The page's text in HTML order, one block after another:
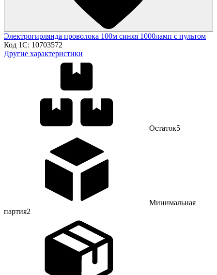
Электрогирлянда проволока 100м синяя 1000ламп с пультом
Код 1С: 10703572
Другие характеристики
Остаток5
Минимальная
партия2